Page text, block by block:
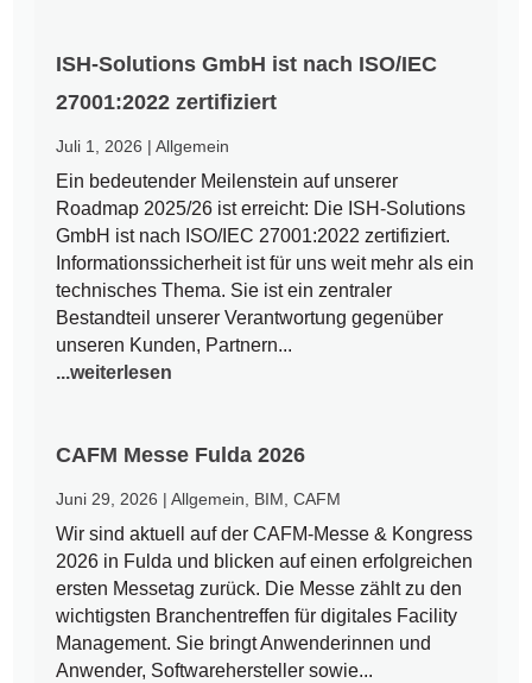
ISH-Solutions GmbH ist nach ISO/IEC
27001:2022 zertifiziert
Juli 1, 2026 |Allgemein
Ein bedeutender Meilenstein auf unserer
Roadmap 2025/26 ist erreicht: Die ISH-Solutions
GmbH ist nach ISO/IEC 27001:2022 zertifiziert.
Informationssicherheit ist für uns weit mehr als ein
technisches Thema. Sie ist ein zentraler
Bestandteil unserer Verantwortung gegenüber
unseren Kunden, Partnern...
...weiterlesen
CAFM Messe Fulda 2026
Juni 29, 2026 |Allgemein BIM ,CAFM
Wir sind aktuell auf der CAFM-Messe & Kongress
2026 in Fulda und blicken auf einen erfolgreichen
ersten Messetag zurück. Die Messe zählt zu den
wichtigsten Branchentreffen für digitales Facility
Management. Sie bringt Anwenderinnen und
Anwender, Softwarehersteller sowie...